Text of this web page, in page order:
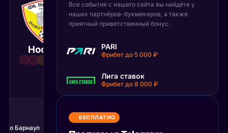
Носта
21 июня 2026
14:00 МСК
0:1
Матч завершён
Барнаул
Все события с нашего сайта вы найдёте у
наших партнёров-букмекеров, а также
приятный приветственный бонус.
PARI
Фрибет до 5 000 ₽
Лига ставок
Фрибет до 8 000 ₽
БЕСПЛАТНО